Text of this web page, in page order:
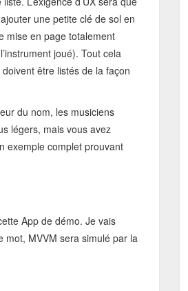
une petite clé de sol en
mise en page totalement
joué). Tout cela
être listés de la façon
du nom, les musiciens
légers, mais vous avez
exemple complet prouvant
App de démo. Je vais
mot, MVVM sera simulé par la